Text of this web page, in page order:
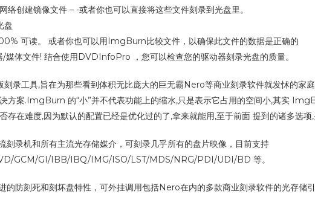
络创建镜像文件 – -或者你也可以直接将这些文件刻录到光盘里。
盘
可读。 或者你也可以用ImgBurn比较文件，以确保此文件的数据是正确的
媒体文件! 结合使用DVDInfoPro ，您可以检查您的驱动器刻录光盘的质量。
录工具,旨在为那些看到体积无比庞大的巨无霸Nero等商业刻录软件就发怵的家
方案.ImgBurn 的“小”并不代表功能上的缩水,只是表示它占用的空间小,其实
存在难度,因为默认的配置已经是优化过的了,拿来就能用,至于前面 提到的诸多选
录机和所有主流光存储媒介，可刻录几乎所有的盘片映像，目前支持
GCM/GI/IBB/IBQ/IMG/ISO/LST/MDS/NRG/PDI/UDI/BD 等。
防刻死和刻坏盘特性，可外挂调用包括Nero在内的多款商业刻录软件的光存